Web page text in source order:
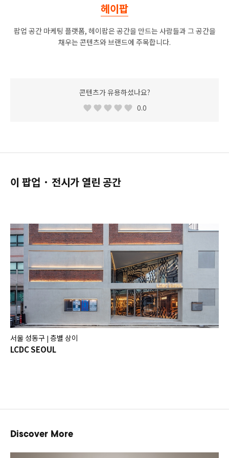
헤이팝
팝업 공간 마케팅 플랫폼, 헤이팝은 공간을 만드는 사람들과 그 공간을
채우는 콘텐츠와 브랜드에 주목합니다.
콘텐츠가 유용하셨나요?
0.0
이 팝업 · 전시가 열린 공간
서울 성동구 | 층별 상이
LCDC SEOUL
Discover More